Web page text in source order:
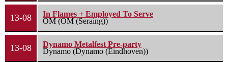
13-08
In Flames + Employed To Serve
OM (OM (Seraing))
13-08
Dynamo Metalfest Pre-party
Dynamo (Dynamo (Eindhoven))